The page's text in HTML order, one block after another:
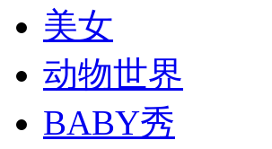
消防员救轻生者
美女
动物世界
BABY秀